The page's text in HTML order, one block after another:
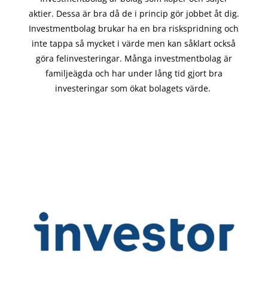
aktier. Dessa är bra då de i princip görjobbet åt dig.
Investmentbolag brukar ha en bra riskspridning och
inte tappa så mycket i värde men kan såklart också
göra felinvesteringar. Många investmentbolag är
familjeägda och har under lång tid gjort bra
investeringar som ökat bolagets värde.